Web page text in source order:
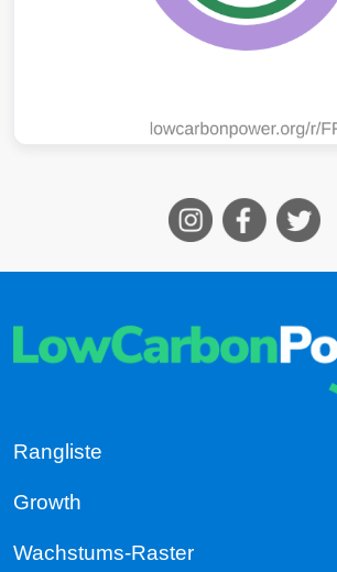
Rangliste
Growth
Wachstums-Raster